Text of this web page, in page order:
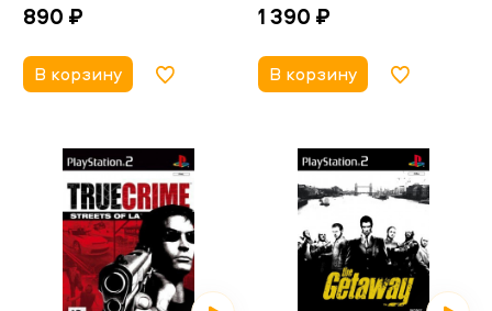
890 ₽
В корзину
1 390 ₽
В корзину